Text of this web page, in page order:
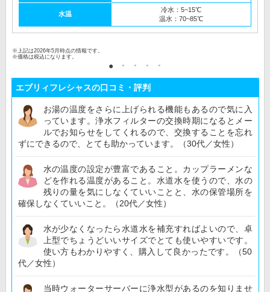
水温
冷水：5~15℃
温水：70~85℃
※上記は2026年5月時点の情報です。
※価格は税込になります。
エブリィフレシャスの口コミ・評判
お湯の温度をさらに上げられる機能もあるので気に入
っています。浄水フィルターの交換時期になるとメー
ルでお知らせをしてくれるので、交換することを忘れ
ずにできるので、とても助かっています。（30代／女性）
水の温度の設定が豊富であること。カップラーメンな
どを作れる温度があること。水道水を使うので、水の
残りの量を気にしなくていいことと、水の保管場所を
確保しなくていいこと。（20代／女性）
水が少なくなったら水道水を補充すればよいので、卓
上型でちょうどいいサイズでとても使いやすいです。
使い方もわかりやすく、購入して良かったです。（50
代／女性）
当時ウォーターサーバーに浄水型があるのを知りませ